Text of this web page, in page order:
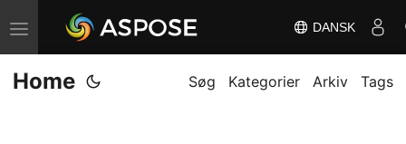
S
k
i
DANSK
Home Søg Kategorier Arkiv Tags